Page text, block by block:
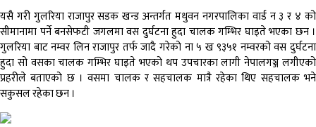
यसै गरी गुलरिया राजापुर सडक खन्ड अन्तर्गत मधुवन नगरपालिका वार्ड न ३ र ४ को
सीमानामा पर्ने बनसेफटी जगलमा वस दुर्घटना हुदा चालक गम्भिर घाइते भएका छन ।
गुलरिया बाट नम्वर लिन राजापुर तर्फ जादै गरेको ना ५ ख ९३५१ नम्वरको वस दुर्घटना
हुदा सो वसका चालक गम्भिर घाइते भएको थप उपचारका लागी नेपालगञ्ज लगीएको
प्रहरीले बताएको छ । वसमा चालक र सहचालक मात्रै रहेका थिए सहचालक भने
सकुसल रहेका छन ।